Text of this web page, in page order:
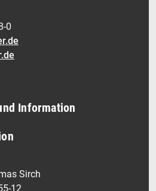
0
Information
Sirch
12